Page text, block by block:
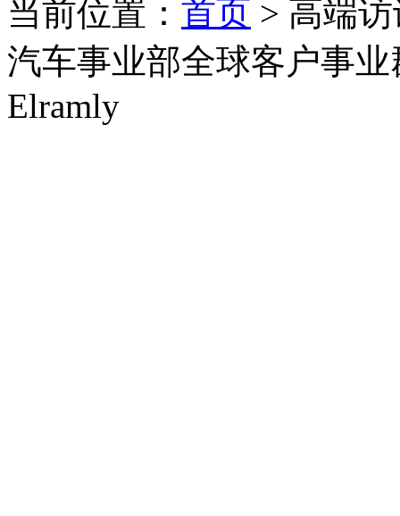
当前位置： 首页 > 高端
汽车事业部全球客户事业
Elramly